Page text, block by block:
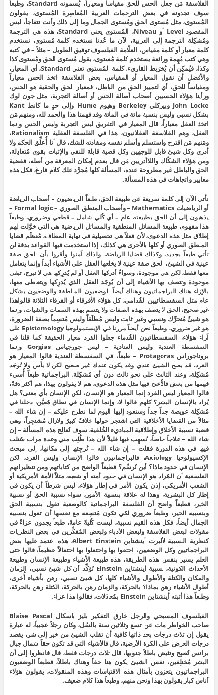
الفلاسفة مَن جعل الحس للحق مقياساً ومعياراً، يُسمونه Standard، وطبعاً
سوف تجدونه في بعض الترجمات العربية المُعاصِرة المُستوى، يقولون
المُستوى، مثل مُستوى الحق ومُستوى الجمال وما إلى ذلك وأنت تتفاجأ، ليس
المقصود Level أو Niveau، المُستوى يعني Standard، هذه هي الترجمة
ومُشكِلة الترجمة إلى العربية، الآن ما عُدنا نستخدم كلمة مُستوى، نستخدم
كلمة معيار أو كلمة مقياس، العلّامة الفيلسوف توفيق الطويل – مثلاً – في كتبه
وهي كتب مُهِمة ورائعة يستخدم كلمة مُستوى، يقول مُستوى الحق ومُستوى كذا
وكذا، فيُمكِن أن يُخرَبط القاريء، كلمة المُستوى تعني Standard، أي المعيار،
والأفضل أن نقول المعيار أو المقياس، بعض الفلاسفة اتخذ الحس معياراً
ومقياساً للحق، أي لتمييز الحق من الباطل، فمعيار الحق والحقية هو الحس،
ورأينا هؤلاء الحسيين أصحاب أصالة الحس أو أصالة التجربة، مثل جون لوك
John Locke وبيركلي Berkeley وهيوم Hume وإلى حدٍ ما كانط Kant
بشكل نسبي وليس بنسبة مائة في المائة وقد فهمنا هذا والحمد لله، ومنهم مَن
اتخذ العقل معياراً، قال المعيار في التفريق ليس التجربة وليس الحس وإنما
العقل، وهم الفلاسفة العقلانيون، هذا في الفلسفة العقلية Rationalism،
ومَنهم مَن اقترح واستسلم وأسلم نفسه ومقادته للشك، قال أنا أُعلِّق الحكم ولا
أدري وكل شيئ قابل للوجهين وكل قضية قابلة للنفي والإثبات بقوى مُتعادِلة،
ومن هؤلاء الشكّاك واللاأدريين مَن قال بعدم إمكان المعرفة من أصله، فقضية
الحق والباطل غير مطروحة عنده، المسألة كلها مُجرَّد علك كلام فارغ، فكل هذه
معايير واتجاهات في هذه المسألة.
نأتي الآن إلى كلمة سريعة عن طبيعة الحق، طبعاً الرياضيون – أصحاب الرياضة
أو الرياضيات Mathematics – وأصحاب المنطق الصوري – Formal logic –
يذهبون إلى أن الحق بطبيعته عام – أي كُلي شامل – قطعي وضروري، وطبعاً
هذا مفهوم، طبيعة المسائل المنطقية والمسائل الرياضية هي التي خوَّلت لهم
إطلاق مثل هذه الدعوى، لأن فعلاً هي تحصيلية في نهاية المطاف، مُعظَم قضايا
المنطق الصوري أو كلها بالأحرى هي كذلك، إذا استخدمت فيها القواعد بدقة لن
تأتي طبعاً بجديد، وكذلك قضايا الرياضة، ولذلك آمنوا وأقروا بأن الحق صفة
عينية في الشيئ، الحق صفة عينية لا يخلعها العقل على الأشياء أبداً وإنما يتعامل
معها فقط، لكن هي موجودة، وسواءٌ أدركها العقل أو لم يُدرِكها هي لا تبرح، تبقى
موجودة وتتصف بها الأشياء إلى أن يُوجَد العقل الذي يُدرِكها ويتعاطى معها،
بالإزاء هناك البراجماتيون وهناك أيضاً الوضعيون المناطقة والوضعيون بشكل
عام مثل السفسطائيين القُدامى، كل هؤلاء الأفرقاء أو الفرقاء الثلاثة قالواهذا
غير صحيح، الحق لا يتصف بهذه الصفات ولا يتسم بهذه السمات والشيات، وإنما
هو شيئٌ مُتحرِّك ونسبي وغير ثابت وليس مُطلَقاً وليس مُتسِماً بصفة الضرورة،
هو غير ضروري، وطبعاً نحن أيضاً مررنا في الإبستمولوجيا Epistemology على
آراء هؤلاء، السفسطائيون القُدماء جعلوا الفرد معيار الحقيقة كما قلنا في
السفسطة العندية وليس العنادية – ليس جورجياس Gorgias وإنما
بروتاجوراس Protagoras – طبعاً، في السفسطة العندية قالوا المعيار هو
الفرد، قد يصح الشيئ عندي وقد يكون عندك غير صحيح لكن لا بأس ولا تُوجَد
مُشكِلة، وعند الثالث على نحو ثالث دون أي مُشكِلة، البراجماتية طبعاً أُسيء
فهمها من بعض فادُّعيَ فيها مثل هذه الدعوى، هم لا يقولون بهذا، هم أكثر دقةً،
قالوا المعيار ليس الفرد إنما المعيار هو الإنسان، لكن الإنسان بأي معنى؟ هل
يُراد بالإنسان البشر؟ كلهم قالوا لا، وإنما الإنسان في نطاق مُعيَّن، دخلنا في
مُشكِلة عويصة جداً جداً وسنعود إليها اليوم لما نطرح عليكم – إن شاء الله –
مثالاً من القضايا الأخلاقية التي اشتجر حولها خلافٌ كبيرٌ ولازال مُشتجِراً، وهي
قضية نسبية الأخلاق وإطلاقية المباديء الخُلقية، سوف نُعالِج هذه المسألة – إن
شاء الله – علاجاً خاصاً، نُسهِب فيها قليلاً لأن هذا طُلِب مني وعدة مرات سُئلت
فيها في هذه الدورة فقلت – إن شاء الله – نُرجِئها إلى مكانها، إلى مبحث
الإكسيولوجيا Axiology، فالبراجماتيون قالوا الإنسان وليس الفرد، لكن
الإنسان في حدود ماذا؟ أين نُرسِّم؟ فطبعاً الواضح من كتاباتهم ومن تنظيراتهم
الفلسفية أن المُراد هو الإنسان في حدود أمته أو شعبه، مثلاً الأمة الأمريكية أو
الشعب الأمريكي، إذن يكون الأمر في إطار هؤلاء، ليس شرطاً أن يكون في
إطار كل البشرية، وهذا له علاقة بنسبية الأمور، سواء نسبية الحق أو نسبية
الخير، فطبعاً واضح أن الفلسفة البراجماتية كالوضعية تقول بنسبية الحق
وبنسبية الخير، وطبعاً ضروري لكي تكون مُتسِقة مع نفسها أن تقول بنسبية
الجمال أيضاً، فكل هذه القيم نسبية، ليست كُليةً عامةً، طبعاً يجدون عزاءً في
مقولات لبعض الفلاسفة ولبعض الأدباء ولبعض المُفكِّرين في بعض النظريات
كنظرية النسبية لألبرت أينشتاين Albert Einstein، هذه اعتمد عليها بعض
البراجماتيين وكل الوضعيين، احتفوا بها واحتفلوا بها احتفالاً عظيماً، قالوا حتى
العلم يسير بنفس هذه الطريقة، هذه طبيعة الأشياء وطبيعة الإنسان وطبيعة
الأحداث الكونية، نسبية أينشتاين Einstein تُؤكِّد أن كل شيئ نسبي، الزمان
والمكان والكتلة والأطوال والأشياء كلها، كل شيئ نسبي، رهن بأشياء أُخرى،
أطوال الأشياء رهن بماذا؟ بالحركة، والزمان رهن بالحركة، الكتلة رهن بالحركة،
وطبعاً هذا أثبته أينشتاين Einstein بمُعادَلات، فقالوا هذا عزاء.
الفيلسوف المسيحي والرجل خارق التفكير بليز باسكال Blaise Pascal
صاحب الخواطر مات عن تسع وثلاثين سنة بالسُل، وكان رجلاً عجيباً، له عبارة
يقول إن ثلاث درجات بحد ذاتها كافية أن تقلب الشيئ من خير إلى شر، يقصد
درجات العرض على الكرة الأرضية، قال فالأشياء التي قد تكون حقاً شمال جبال
برانس تُصبِح وتئيض باطلاً جنوبها، قال ثلاث درجات فقط، قال فانظروا إلى أن
البشر مُختلِفين، نفس الشيئ يكون هنا حقاً وهناك باطلاً، فطبعاً الوضعيون
البراجماتيون يتعزون بأمثال هذه الاقتباسات وهذه المنقولات، يقولون هؤلاء
أناس كبار يقولون بهذا ونحن منهم، وطبعاً هذا كلام ضعيف.